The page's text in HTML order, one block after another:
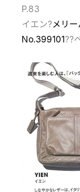
P.83
イエン?メリ
No.399101 ??